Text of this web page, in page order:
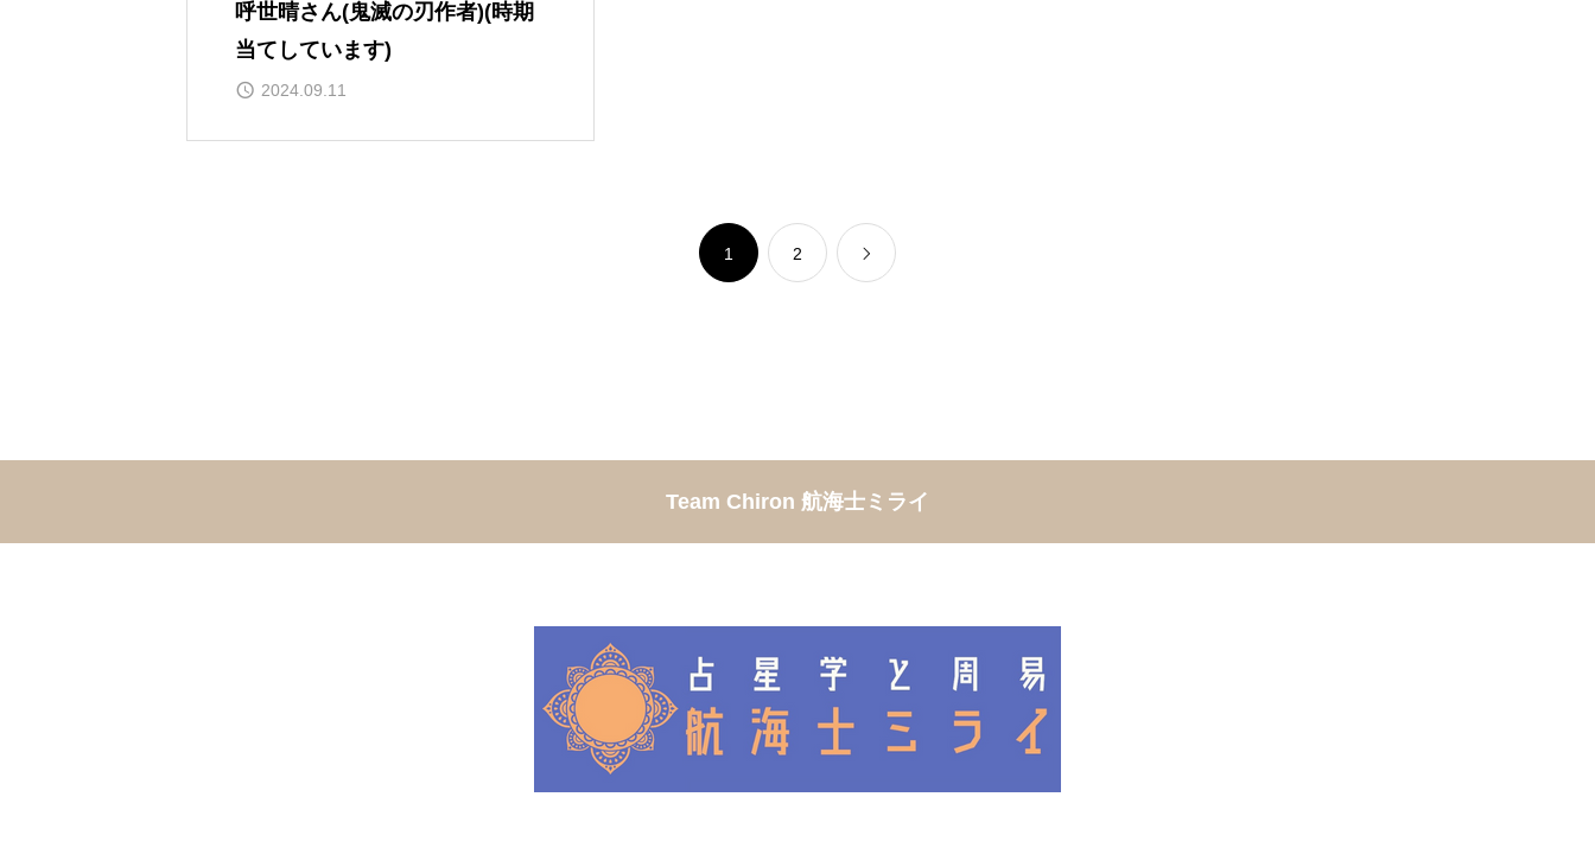
呼世晴さん(鬼滅の刃作者)(時期
当てしています)
2024.09.11
1 2
Team Chiron 航海士ミライ